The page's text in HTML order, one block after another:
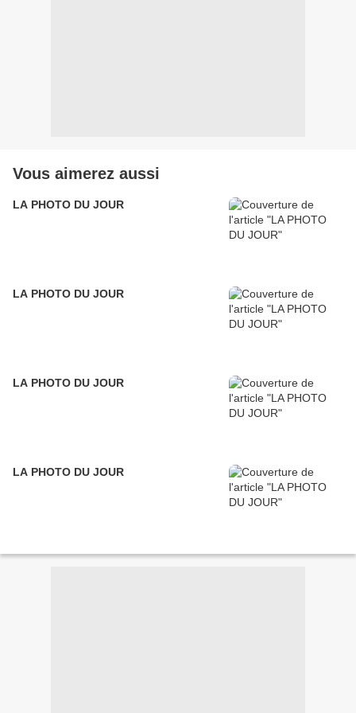
Vous aimerez aussi
LA PHOTO DU JOUR
LA PHOTO DU JOUR
LA PHOTO DU JOUR
LA PHOTO DU JOUR